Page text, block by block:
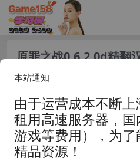
原罪之战0.6.2.0d精翻
RPG/神作/NTR】/A
Sin【3.72G】
本站通知
由于运营成本不断
租用高速服务器，
游戏等费用），为
精品资源！